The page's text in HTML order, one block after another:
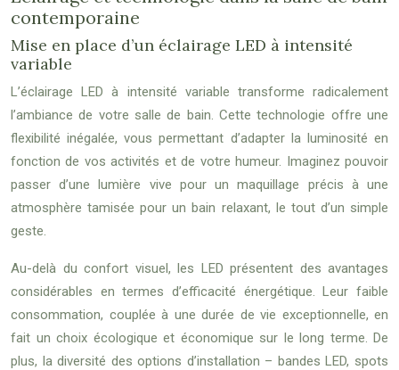
contemporaine
Mise en place d’un éclairage LED à intensité
variable
L’éclairage LED à intensité variable transforme radicalement
l’ambiance de votre salle de bain. Cette technologie offre une
flexibilité inégalée, vous permettant d’adapter la luminosité en
fonction de vos activités et de votre humeur. Imaginez pouvoir
passer d’une lumière vive pour un maquillage précis à une
atmosphère tamisée pour un bain relaxant, le tout d’un simple
geste.
Au-delà du confort visuel, les LED présentent des avantages
considérables en termes d’efficacité énergétique. Leur faible
consommation, couplée à une durée de vie exceptionnelle, en
fait un choix écologique et économique sur le long terme. De
plus, la diversité des options d’installation – bandes LED, spots